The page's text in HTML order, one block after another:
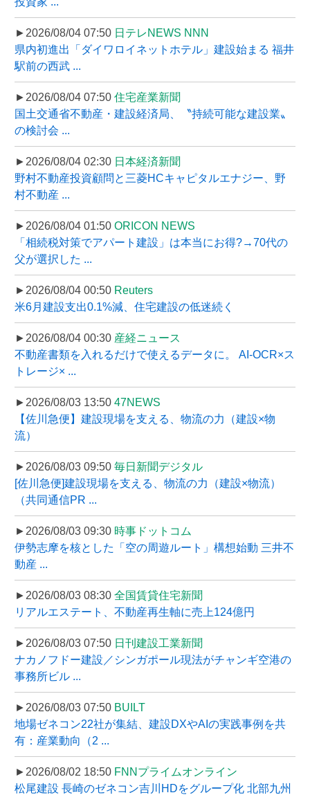
►2026/08/04 07:50 日テレNEWS NNN
県内初進出「ダイワロイネットホテル」建設始まる 福井
駅前の西武 ...
►2026/08/04 07:50 住宅産業新聞
国土交通省不動産・建設経済局、〝持続可能な建設業〟
の検討会 ...
►2026/08/04 02:30 日本経済新聞
野村不動産投資顧問と三菱HCキャピタルエナジー、野
村不動産 ...
►2026/08/04 01:50 ORICON NEWS
「相続税対策でアパート建設」は本当にお得?→70代の
父が選択した ...
►2026/08/04 00:50 Reuters
米6月建設支出0.1%減、住宅建設の低迷続く
►2026/08/04 00:30 産経ニュース
不動産書類を入れるだけで使えるデータに。 AI-OCR×ス
トレージ× ...
►2026/08/03 13:50 47NEWS
【佐川急便】建設現場を支える、物流の力（建設×物
流）
►2026/08/03 09:50 毎日新聞デジタル
[佐川急便]建設現場を支える、物流の力（建設×物流）
（共同通信PR ...
►2026/08/03 09:30 時事ドットコム
伊勢志摩を核とした「空の周遊ルート」構想始動 三井不
動産 ...
►2026/08/03 08:30 全国賃貸住宅新聞
リアルエステート、不動産再生軸に売上124億円
►2026/08/03 07:50 日刊建設工業新聞
ナカノフドー建設／シンガポール現法がチャンギ空港の
事務所ビル ...
►2026/08/03 07:50 BUILT
地場ゼネコン22社が集結、建設DXやAIの実践事例を共
有：産業動向（2 ...
►2026/08/02 18:50 FNNプライムオンライン
松尾建設 長崎のゼネコン吉川HDをグループ化 北部九州